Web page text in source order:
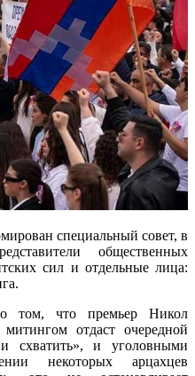
специальный совет, в
общественных
сил и отдельные лица:
том, что премьер Никол
отдаст очередной
схватить», и уголовными
некоторых арцахцев